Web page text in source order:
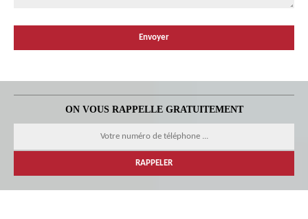
ON VOUS RAPPELLE GRATUITEMENT